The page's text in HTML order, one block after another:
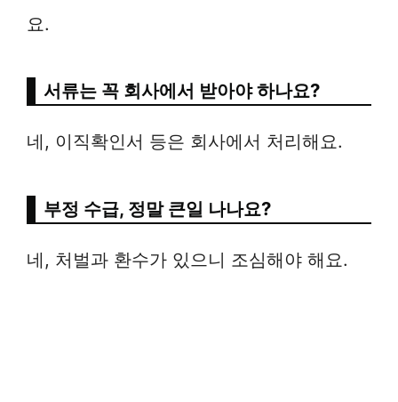
요.
서류는 꼭 회사에서 받아야 하나요?
네, 이직확인서 등은 회사에서 처리해요.
부정 수급, 정말 큰일 나나요?
네, 처벌과 환수가 있으니 조심해야 해요.